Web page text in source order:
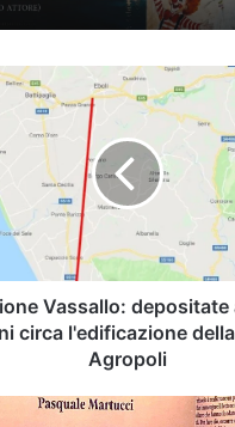
Vassallo: depositate
circa l'edificazione
Agropoli